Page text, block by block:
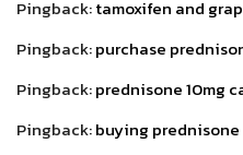
Pingback:tamoxifen and
Pingback:purchase
Pingback:prednisone 10mg
Pingback:buying